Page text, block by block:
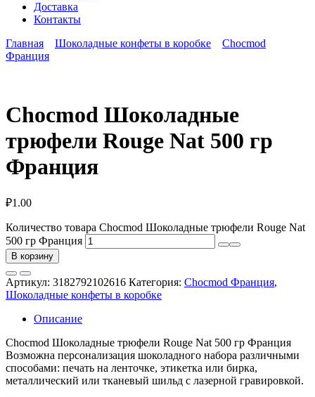
Доставка
Контакты
Главная
Шоколадные конфеты в коробке
Chocmod
Франция
Chocmod Шоколадные
трюфели Rouge Nat 500 гр
Франция
₽1.00
Количество товара Chocmod Шоколадные трюфели Rouge Nat
500 гр Франция
В корзину
Артикул: 3182792102616 Категория: Chocmod Франция,
Шоколадные конфеты в коробке
Описание
Chocmod Шоколадные трюфели Rouge Nat 500 гр Франция
Возможна персонализация шоколадного набора различными
способами: печать на ленточке, этикетка или бирка,
металлический или тканевый шильд с лазерной гравировкой.